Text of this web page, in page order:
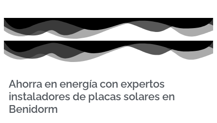
Ahorra en energía con expertos
instaladores de placas solares en
Benidorm